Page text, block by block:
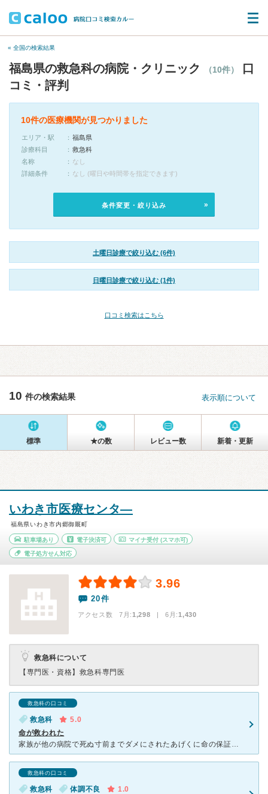
« 全国の検索結果
福島県の救急科の病院・クリニック （10件）
口
コミ・評判
10件の医療機関が見つかりました
エリア・駅
福島県
診療科目
救急科
名称
なし
詳細条件
なし (曜日や時間帯を指定できます)
条件変更・絞り込み
土曜日診療で絞り込む (6件)
日曜日診療で絞り込む (1件)
口コミ検索はこちら
10 件の検索結果 表示順について
標準 ★の数 レビュー数 新着・更新
いわき市医療センタ―
福島県いわき市内郷御厩町
駐車場あり 電子決済可 マイナ受付 (スマホ可)
電子処方せん対応
3.96
20件
アクセス数 7月:1,298 | 6月:1,430
救急科について
【専門医・資格】 救急科専門医
救急科の口コミ
救急科
5.0
命が救われた
家族が他の病院で死ぬ寸前までダメにされたあげくに命の保証はないからねと追い出され、救命センターに転院(本当はもっと早く共立に来たかった)。 人工透析から、輸血やら集中治療をうけました。 病名も多臓
救急科の口コミ
救急科 体調不良
1.0